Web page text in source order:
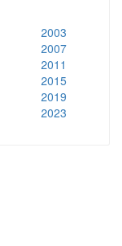
2003
2007
2011
2015
2019
2023